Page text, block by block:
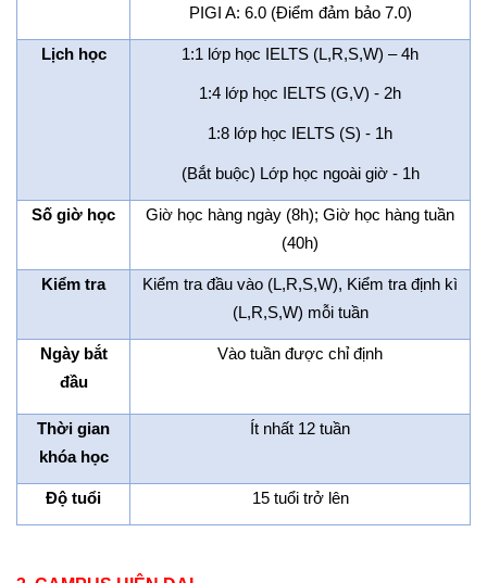
PIGI A: 6.0 (Điểm đảm bảo 7.0)
Lịch học 1:1 lớp học IELTS (L,R,S,W) – 4h
1:4 lớp học IELTS (G,V) - 2h
1:8 lớp học IELTS (S) - 1h
(Bắt buộc) Lớp học ngoài giờ - 1h
Số giờ học
Giờ học hàng ngày (8h); Giờ học hàng tuần
(40h)
Kiểm tra
Kiểm tra đầu vào (L,R,S,W), Kiểm tra định kì
(L,R,S,W) mỗi tuần
Ngày bắt
đầu
Vào tuần được chỉ định
Thời gian
khóa học
Ít nhất 12 tuần
Độ tuổi 15 tuổi trở lên